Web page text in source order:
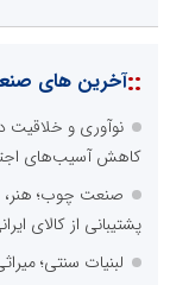
::آخرین های
نوآوری و خلاقیت
کاهش آسیب‌های
صنعت چوب؛ هنر،
پشتیبانی از کالای
لبنیات سنتی؛